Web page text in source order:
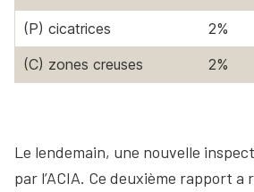
(P) cicatrices
2%
(C) zones creuses
2%
Le lendemain, une nouvelle
par l’ACIA. Ce deuxième rapport a